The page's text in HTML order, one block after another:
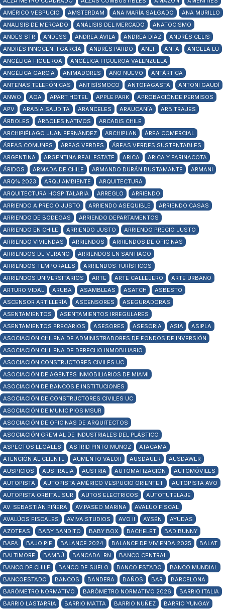
AMÉRICO VESPUCIO
AMSTERDAM ANA MARÍA SALGADO
ANA MURILLO
ANALISIS DE MERCADO
ANÁLISIS DEL MERCADO
ANATOCISMO
ANDES STR
ANDESS ANDREA ÁVILA ANDREA DÍAZ
ANDRÉS CELIS
ANDRÉS INNOCENTI GARCÍA
ANDRÉS PARDO ANEF ANFA
ANGELA LU
ANGÉLICA FIGUEROA
ANGÉLICA FIGUEROA VALENZUELA
ANGÉLICA GARCÍA
ANIMADORES AÑO NUEVO
ANTÁRTICA
ANTENAS TELEFÓNICAS
ANTISÍSMOCO ANTOFAGASTA
ANTONI GAUDÍ
ANWO
AOA APART HOTEL APPLE PARK
APROBACIÓNDE PERMISOS
APV
ARABIA SAUDITA ARANCELES ARAUCANÍA
ARBITRAJES
ÁRBOLES
ÁRBOLES NATIVOS
ARCADIS CHILE
ARCHIPIÉLAGO JUAN FERNÁNDEZ
ARCHIPLAN
ÁREA COMERCIAL
ÁREAS COMUNES
ÁREAS VERDES
ÁREAS VERDES SUSTENTABLES
ARGENTINA
ARGENTINA REAL ESTATE ARICA
ARICA Y PARINACOTA
ÁRIDOS
ARMADA DE CHILE ARMANDO DURÁN BUSTAMANTE
ARMANI
ARQ% 2023
ARQUIAMBIENTE
ARQUITECTURA
ARQUITECTURA HOSPITALARIA
ARREGLO
ARRIENDO
ARRIENDO A PRECIO JUSTO
ARRIENDO ASEQUIBLE
ARRIENDO CASAS
ARRIENDO DE BODEGAS
ARRIENDO DEPARTAMENTOS
ARRIENDO EN CHILE
ARRIENDO JUSTO
ARRIENDO PRECIO JUSTO
ARRIENDO VIVIENDAS
ARRIENDOS
ARRIENDOS DE OFICINAS
ARRIENDOS DE VERANO
ARRIENDOS EN SANTIAGO
ARRIENDOS TEMPORALES
ARRIENDOS TURÍSTICOS
ARRIENDOS UNIVERSITARIOS
ARTE ARTE CALLEJERO
ARTE URBANO
ARTURO VIDAL
ARUBA ASAMBLEAS ASATCH
ASBESTO
ASCENSOR ARTILLERÍA
ASCENSORES
ASEGURADORAS
ASENTAMIENTOS
ASENTAMIENTOS IRREGULARES
ASENTAMIENTOS PRECARIOS
ASESORES ASESORIA ASIA
ASIPLA
ASOCIACIÓN CHILENA DE ADMINISTRADORES DE FONDOS DE INVERSIÓN
ASOCIACIÓN CHILENA DE DERECHO INMOBILIARIO
ASOCIACIÓN CONSTRUCTORES CIVILES UC
ASOCIACIÓN DE AGENTES INMOBILIARIOS DE MIAMI
ASOCIACIÓN DE BANCOS E INSTITUCIONES
ASOCIACIÓN DE CONSTRUCTORES CIVILES UC
ASOCIACIÓN DE MUNICIPIOS MSUR
ASOCIACIÓN DE OFICINAS DE ARQUITECTOS
ASOCIACIÓN GREMIAL DE INDUSTRIALES DEL PLÁSTICO
ASPECTOS LEGALES
ASTRID PINTO MUÑOZ
ATACAMA
ATENCIÓN AL CLIENTE
AUMENTO VALOR AUSDAUER
AUSDAWER
AUSPICIOS
AUSTRALIA AUSTRIA AUTOMATIZACIÓN
AUTOMÓVILES
AUTOPISTA
AUTOPISTA AMÉRICO VESPUCIO ORIENTE II
AUTOPISTA AVO
AUTOPISTA ORBITAL SUR
AUTOS ELECTRICOS
AUTOTUTELAJE
AV. SEBASTIÁN PIÑERA
AV.PASEO MARINA
AVALÚO FISCAL
AVALÚOS FISCALES
AVIVA STUDIOS AVO II AYSÉN
AYUDAS
AZOTEAS
BABY BANDITO BABY BOX BACHELET
BAD BUNNY
BAFA
BAJO PIE BALANCE 2024 BALANCE DE VIVIENDA 2025
BALAT
BALTIMORE
BAMBÚ BANCADA. RN
BANCO CENTRAL
BANCO DE CHILE
BANCO DE SUELO BANCO ESTADO
BANCO MUNDIAL
BANCOESTADO
BANCOS BANDERA BAÑOS BAR
BARCELONA
BARÓMETRO NORMATIVO
BARÓMETRO NORMATIVO 2026
BARRIO ITALIA
BARRIO LASTARRIA
BARRIO MATTA BARRIO NUÑEZ
BARRIO YUNGAY